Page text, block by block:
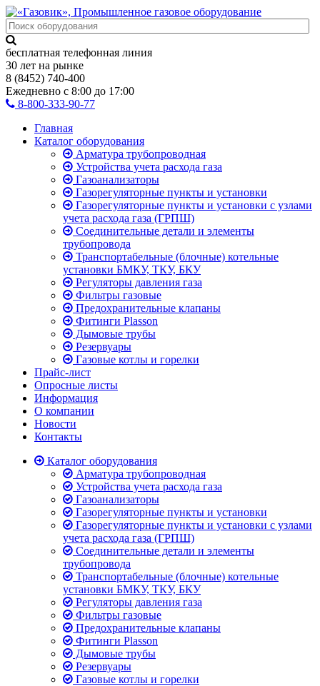
бесплатная телефонная линия
30 лет на рынке
8 (8452) 740-400
Ежедневно с 8:00 до 17:00
8-800-333-90-77
Главная
Каталог оборудования
Арматура трубопроводная
Устройства учета расхода газа
Газоанализаторы
Газорегуляторные пункты и установки
Газорегуляторные пункты и установки с узлами
учета расхода газа (ГРПШ)
Соединительные детали и элементы
трубопровода
Транспортабельные (блочные) котельные
установки БМКУ, ТКУ, БКУ
Регуляторы давления газа
Фильтры газовые
Предохранительные клапаны
Фитинги Plasson
Дымовые трубы
Резервуары
Газовые котлы и горелки
Прайс-лист
Опросные листы
Информация
О компании
Новости
Контакты
Каталог оборудования
Арматура трубопроводная
Устройства учета расхода газа
Газоанализаторы
Газорегуляторные пункты и установки
Газорегуляторные пункты и установки с узлами
учета расхода газа (ГРПШ)
Соединительные детали и элементы
трубопровода
Транспортабельные (блочные) котельные
установки БМКУ, ТКУ, БКУ
Регуляторы давления газа
Фильтры газовые
Предохранительные клапаны
Фитинги Plasson
Дымовые трубы
Резервуары
Газовые котлы и горелки